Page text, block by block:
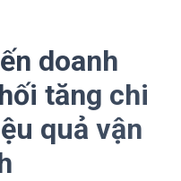
doanh
tăng chi
quả vận